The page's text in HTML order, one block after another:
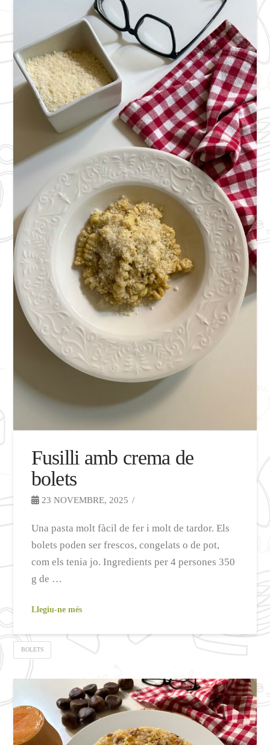
Fusilli amb crema de
bolets
23 NOVEMBRE, 2025
Una pasta molt fàcil de fer i molt de tardor. Els
bolets poden ser frescos, congelats o de pot,
com els tenia jo. Ingredients per 4 persones 350
g de …
Llegiu-ne més
BOLETS